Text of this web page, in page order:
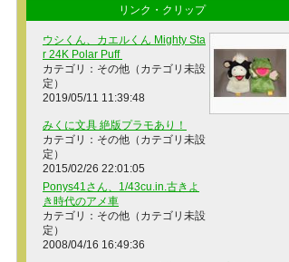
リンク・クリップ
ウシくん、カエルくん Mighty Sta
r 24K Polar Puff
カテゴリ：その他（カテゴリ未設
定）
2019/05/11 11:39:48
みくに文具 絶版プラモあり！
カテゴリ：その他（カテゴリ未設
定）
2015/02/26 22:01:05
Ponys41さん、1/43cu.in.古きよ
き時代のアメ車
カテゴリ：その他（カテゴリ未設
定）
2008/04/16 16:49:36